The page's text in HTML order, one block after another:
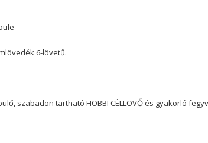
6-lövetű.
szabadon tartható HOBBI CÉLLÖVŐ és gyakorló